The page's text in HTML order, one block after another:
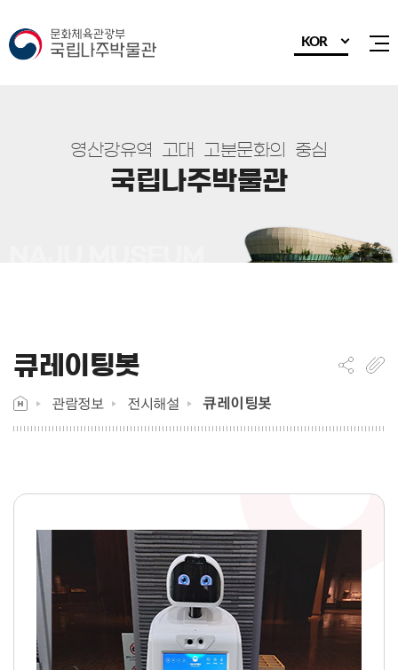
KOR
영산강유역 고 대 고분문화의 중심
국립 나주박물관
큐레이팅봇
관람정보 전시해설 큐레이팅봇